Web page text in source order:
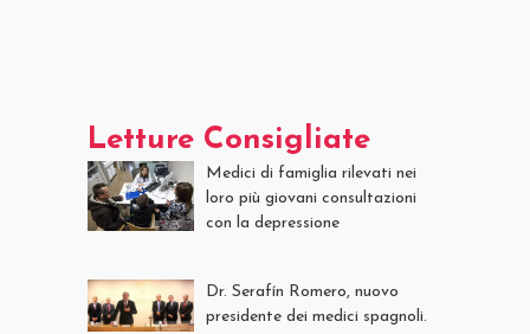
Letture Consigliate
Medici di famiglia rilevati nei
loro più giovani consultazioni
con la depressione
Dr. Serafín Romero, nuovo
presidente dei medici spagnoli.